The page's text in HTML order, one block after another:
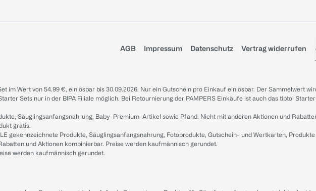
AGB Impressum Datenschutz Vertrag widerrufen
Wert von 54.99 €, einlösbar bis 30.09.2026. Nur ein Gutschein pro Einkauf einlösbar. Der Sammelwert
Sets nur in der BIPA Filiale möglich. Bei Retournierung der PAMPERS Einkäufe ist auch das tiptoi
Säuglingsanfangsnahrung, Baby-Premium-Artikel sowie Pfand. Nicht mit anderen Aktionen und
gratis.
gekennzeichnete Produkte, Säuglingsanfangsnahrung, Fotoprodukte, Gutschein- und Wertkarten,
und Aktionen kombinierbar. Preise werden kaufmännisch gerundet.
werden kaufmännisch gerundet.